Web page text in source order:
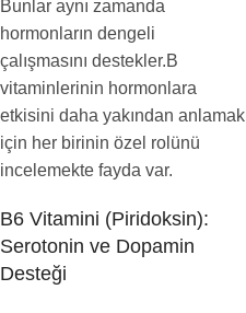
Bunlar aynı zamanda
hormonların dengeli
çalışmasını destekler.B
vitaminlerinin hormonlara
etkisini daha yakından anlamak
için her birinin özel rolünü
incelemekte fayda var.
B6 Vitamini (Piridoksin):
Serotonin ve Dopamin
Desteği